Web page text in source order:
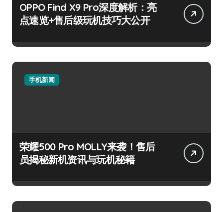
OPPO Find X9 Pro深度解析：亮
点速览+售后级玩机技巧大公开
手机新闻
荣耀500 Pro MOLLY来袭！售后
员揭秘新机资讯与玩机秘籍